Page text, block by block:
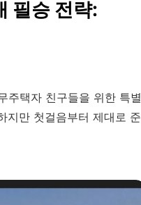
필승 전략:
주택자 친구들을 위한 특별
지만 첫걸음부터 제대로 준